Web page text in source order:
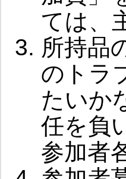
ては、
所持品
のトラ
たいか
任を負
参加者